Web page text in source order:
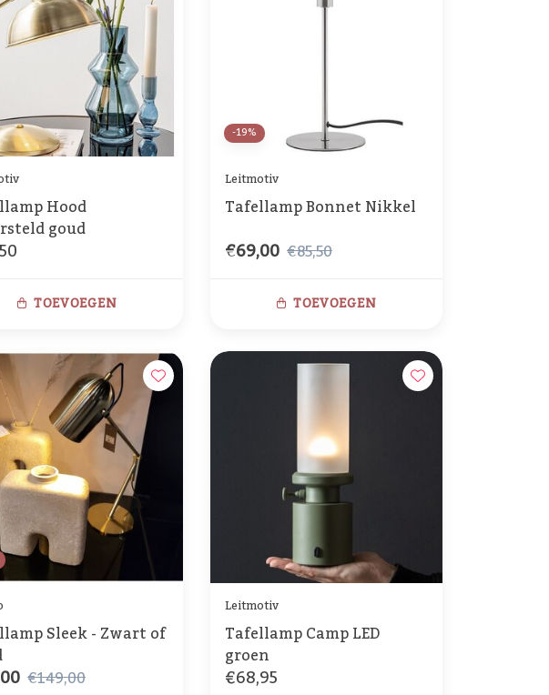
Hood
goud
TOEVOEGEN
-19%
Leitmotiv
Tafellamp Bonnet Nikkel
€69,00 €85,50
TOEVOEGEN
Sleek - Zwart of
€149,00
Leitmotiv
Tafellamp Camp LED
groen
€68,95